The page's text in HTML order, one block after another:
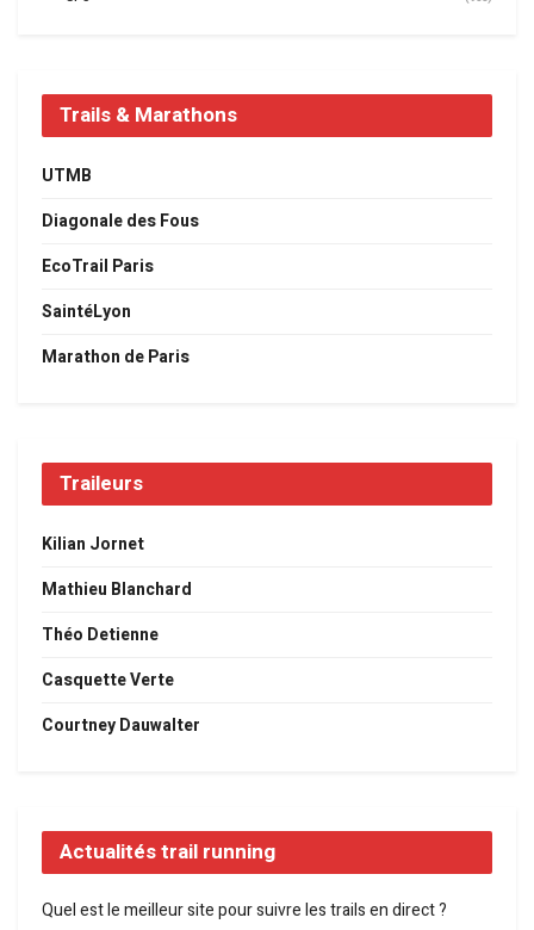
Trails & Marathons
UTMB
Diagonale des Fous
EcoTrail Paris
SaintéLyon
Marathon de Paris
Traileurs
Kilian Jornet
Mathieu Blanchard
Théo Detienne
Casquette Verte
Courtney Dauwalter
Actualités trail running
Quel est le meilleur site pour suivre les trails en direct ?